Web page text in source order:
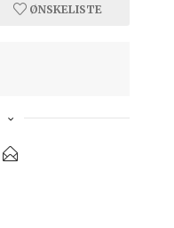
ØNSKELISTE